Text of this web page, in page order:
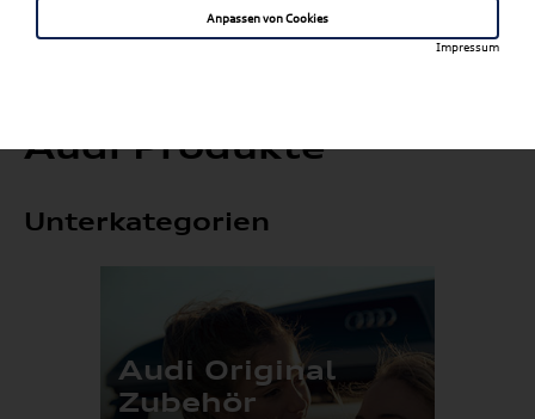
Audi Produkte
Unterkategorien
Audi Original
Zubehör
Anpassen von Cookies
Impressum